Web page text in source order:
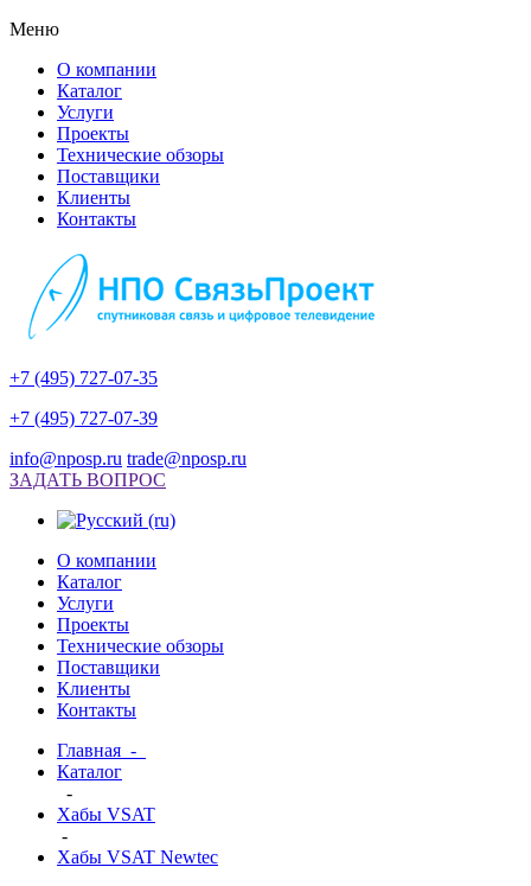
Меню
О компании
Каталог
Услуги
Проекты
Технические обзоры
Поставщики
Клиенты
Контакты
+7 (495) 727-07-35
+7 (495) 727-07-39
info@nposp.ru trade@nposp.ru
ЗАДАТЬ ВОПРОС
О компании
Каталог
Услуги
Проекты
Технические обзоры
Поставщики
Клиенты
Контакты
Главная -
Каталог
-
Хабы VSAT
-
Хабы VSAT Newtec